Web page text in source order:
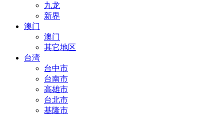
九龙
新界
澳门
澳门
其它地区
台湾
台中市
台南市
高雄市
台北市
基隆市